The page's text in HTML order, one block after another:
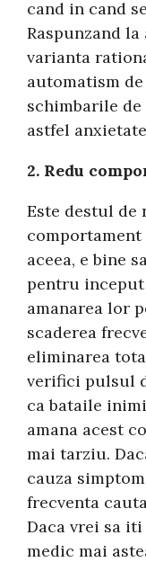
cand in cand
Raspunzand
varianta
automatism
schimbarile
astfel
2. Redu
Este destul de
aceea, e bine
pentru
amanarea lor
scaderea
eliminarea
verifici pulsul
ca bataile
amana acest
mai tarziu.
cauza
frecventa
Daca vrei sa
medic mai